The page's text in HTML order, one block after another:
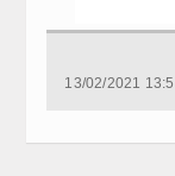
13/02/2021